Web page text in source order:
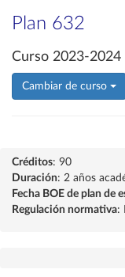
Plan 632
Curso 2023-2024
Cambiar de curso
Créditos: 90
Duración: 2 años
Fecha BOE de plan de
Regulación normativa: